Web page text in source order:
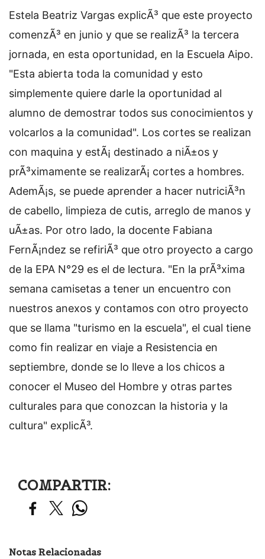
Estela Beatriz Vargas explicÃ³ que este proyecto
comenzÃ³ en junio y que se realizÃ³ la tercera
jornada, en esta oportunidad, en la Escuela Aipo.
"Esta abierta toda la comunidad y esto
simplemente quiere darle la oportunidad al
alumno de demostrar todos sus conocimientos y
volcarlos a la comunidad". Los cortes se realizan
con maquina y estÃ¡ destinado a niÃ±os y
prÃ³ximamente se realizarÃ¡ cortes a hombres.
AdemÃ¡s, se puede aprender a hacer nutriciÃ³n
de cabello, limpieza de cutis, arreglo de manos y
uÃ±as. Por otro lado, la docente Fabiana
FernÃ¡ndez se refiriÃ³ que otro proyecto a cargo
de la EPA N°29 es el de lectura. "En la prÃ³xima
semana camisetas a tener un encuentro con
nuestros anexos y contamos con otro proyecto
que se llama "turismo en la escuela", el cual tiene
como fin realizar en viaje a Resistencia en
septiembre, donde se lo lleve a los chicos a
conocer el Museo del Hombre y otras partes
culturales para que conozcan la historia y la
cultura" explicÃ³.
COMPARTIR:
Notas Relacionadas